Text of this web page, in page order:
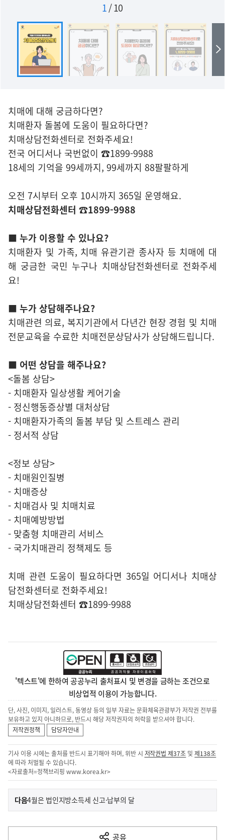
1/10
치매에 대해 궁금하다면?
치매환자 돌봄에 도움이 필요하다면?
치매상담전화센터로 전화주세요!
전국 어디서나 국번없이 ☎1899-9988
18세의 기억을 99세까지, 99세까지 88팔팔하게
오전 7시부터 오후 10시까지 365일 운영해요.
치매상담전화센터 ☎1899-9988
■ 누가 이용할 수 있나요?
치매환자 및 가족, 치매 유관기관 종사자 등 치매에 대
해 궁금한 국민 누구나 치매상담전화센터로 전화주세
요!
■ 누가 상담해주나요?
치매관련 의료, 복지기관에서 다년간 현장 경험 및 치매
전문교육을 수료한 치매전문상담사가 상담해드립니다.
■ 어떤 상담을 해주나요?
<돌봄 상담>
- 치매환자 일상생활 케어기술
- 정신행동증상별 대처상담
- 치매환자가족의 돌봄 부담 및 스트레스 관리
- 정서적 상담
<정보 상담>
- 치매원인질병
- 치매증상
- 치매검사 및 치매치료
- 치매예방방법
- 맞춤형 치매관리 서비스
- 국가치매관리 정책제도 등
치매 관련 도움이 필요하다면 365일 어디서나 치매상
담전화센터로 전화주세요!
치매상담전화센터 ☎1899-9988
'텍스트'에 한하여 공공누리 출처표시 및 변경을 금하는 조건으로
비상업적 이용이 가능합니다.
단, 사진, 이미지, 일러스트, 동영상 등의 일부 자료는 문화체육관광부가 저작권 전부를
보유하고 있지 아니하므로, 반드시 해당 저작권자의 허락을 받으셔야 합니다.
저작권정책
담당자안내
기사 이용 시에는 출처를 반드시 표기해야 하며, 위반 시 저작권법 제37조 및제138조
에 따라 처벌될 수 있습니다.
<자료출처=정책브리핑 www.korea.kr>
이
전
다
다음기
사
4월은 법인지방소득세 신고·납부의 달
공유